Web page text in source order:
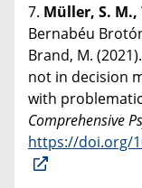
7. Müller, S. M.,
Bernabéu
Brand, M.
not in decision
with
Comprehensive
https://doi.org/